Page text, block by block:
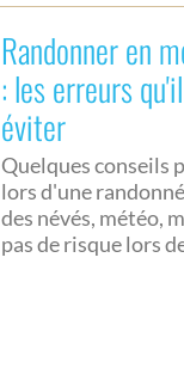
Randonner en
: les erreurs
éviter
Quelques conseils
lors d'une
des névés, météo,
pas de risque lors